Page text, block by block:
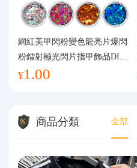
網紅美甲閃粉變色龍亮片爆閃
粉鐳射極光閃片指甲飾品DIY
手工流麻
¥1.00
商品分類 全部